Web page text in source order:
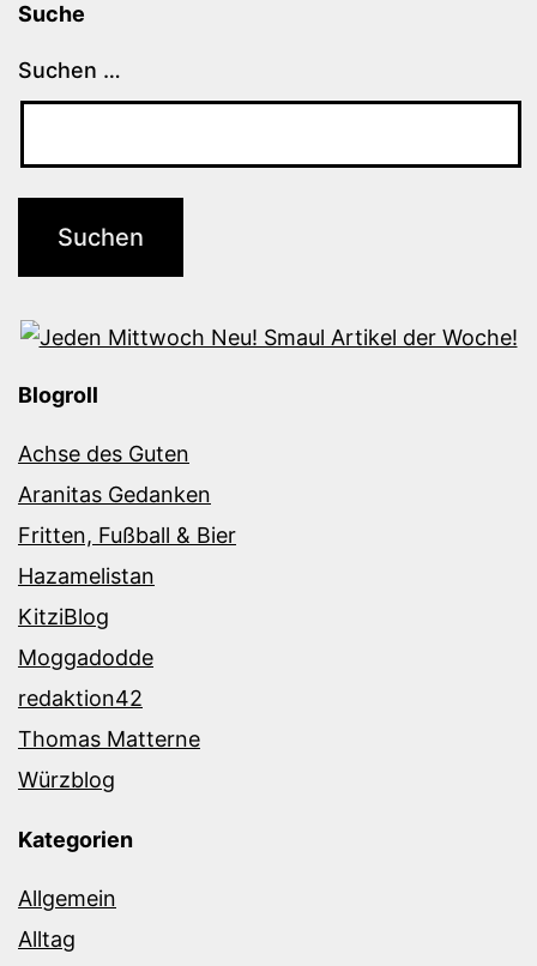
Suche
Suchen …
Blogroll
Achse des Guten
Aranitas Gedanken
Fritten, Fußball & Bier
Hazamelistan
KitziBlog
Moggadodde
redaktion42
Thomas Matterne
Würzblog
Kategorien
Allgemein
Alltag